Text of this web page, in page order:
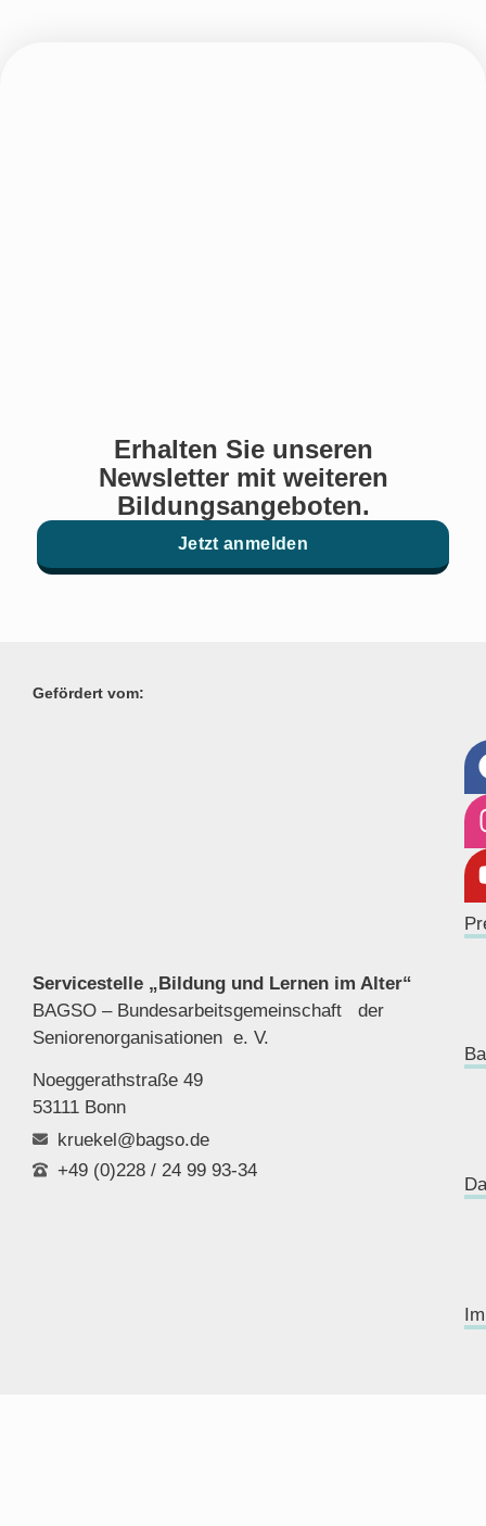
Erhalten Sie unseren
Newsletter mit weiteren
Bildungsangeboten.
Jetzt anmelden
Gefördert vom:
Servicestelle „Bildung und Lernen im Alter“
BAGSO – Bundesarbeitsgemeinschaft der
Seniorenorganisationen e. V.
Noeggerathstraße 49
53111 Bonn
kruekel@bagso.de
+49 (0)228 / 24 99 93-34